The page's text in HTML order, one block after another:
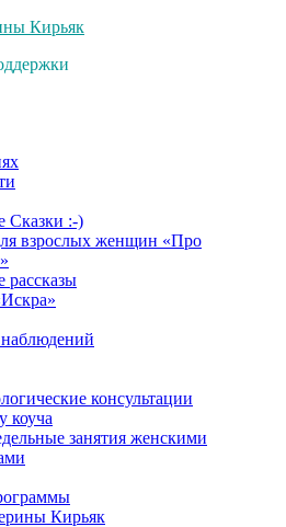
Кирьяк
Сказки :-)
взрослых женщин «Про
рассказы
консультации
коуча
занятия женскими
Кирьяк